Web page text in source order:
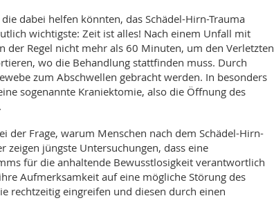
dabei helfen könnten, das Schädel-Hirn-Trauma
wichtigste: Zeit ist alles! Nach einem Unfall mit
der Regel nicht mehr als 60 Minuten, um den Verletzten
wo die Behandlung stattfinden muss. Durch
zum Abschwellen gebracht werden. In besonders
sogenannte Kraniektomie, also die Öffnung des
der Frage, warum Menschen nach dem Schädel-Hirn-
zeigen jüngste Untersuchungen, dass eine
für die anhaltende Bewusstlosigkeit verantwortlich
Aufmerksamkeit auf eine mögliche Störung des
rechtzeitig eingreifen und diesen durch einen